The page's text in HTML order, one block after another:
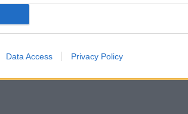
Data Access Privacy Policy
golfit në SHBA, tre persona humbin jetën